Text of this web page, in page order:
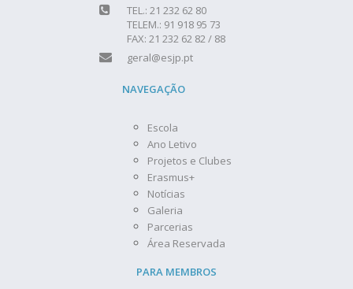
TEL.: 21 232 62 80
TELEM.: 91 918 95 73
FAX: 21 232 62 82 / 88
geral@esjp.pt
NAVEGAÇÃO
Escola
Ano Letivo
Projetos e Clubes
Erasmus+
Notícias
Galeria
Parcerias
Área Reservada
PARA MEMBROS